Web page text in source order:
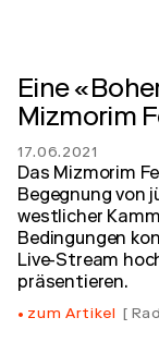
Eine
Mizmorim
17.06.2021
Das Mizmorim
Begegnung von
westlicher
Bedingungen
Live-Stream
präsentieren.
zum Artikel